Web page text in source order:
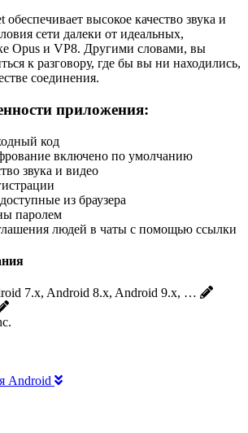
высокое качество звука и
сети далеки от идеальных,
Opus и VP8. Другими словами, вы
к разговору, где бы вы ни находились,
соединения.
приложения:
код
включено по умолчанию
звука и видео
из браузера
паролем
людей в чаты с помощью ссылки
7.x, Android 8.x, Android 9.x, …
Android